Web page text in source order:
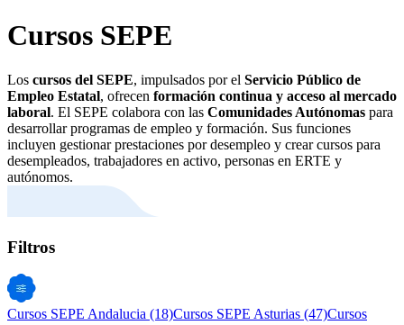
Cursos SEPE
Los cursos del SEPE, impulsados por el Servicio Público de
Empleo Estatal, ofrecen formación continua y acceso al mercado
laboral. El SEPE colabora con las Comunidades Autónomas para
desarrollar programas de empleo y formación. Sus funciones
incluyen gestionar prestaciones por desempleo y crear cursos para
desempleados, trabajadores en activo, personas en ERTE y
autónomos.
Filtros
Cursos SEPE Andalucia (18)Cursos SEPE Asturias (47)Cursos